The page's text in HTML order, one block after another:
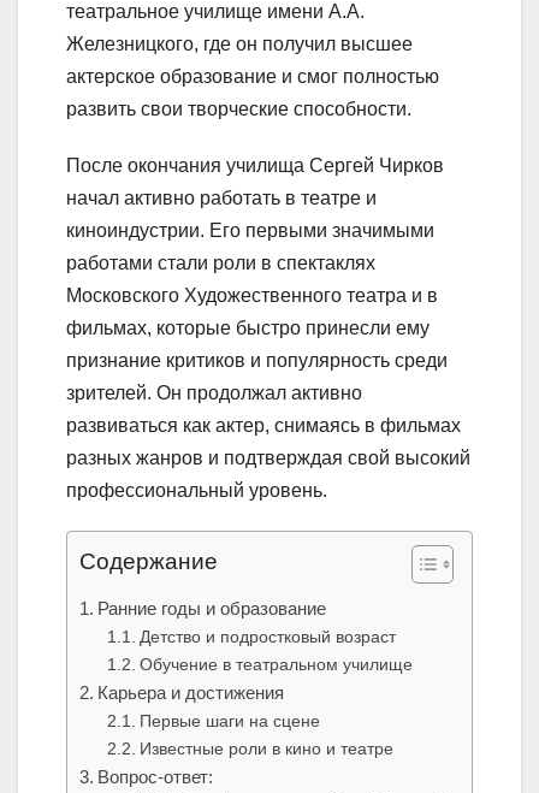
театральное училище имени А.А.
Железницкого, где он получил высшее
актерское образование и смог полностью
развить свои творческие способности.
После окончания училища Сергей Чирков
начал активно работать в театре и
киноиндустрии. Его первыми значимыми
работами стали роли в спектаклях
Московского Художественного театра и в
фильмах, которые быстро принесли ему
признание критиков и популярность среди
зрителей. Он продолжал активно
развиваться как актер, снимаясь в фильмах
разных жанров и подтверждая свой высокий
профессиональный уровень.
Содержание
Ранние годы и образование
Детство и подростковый возраст
Обучение в театральном училище
Карьера и достижения
Первые шаги на сцене
Известные роли в кино и театре
Вопрос-ответ: